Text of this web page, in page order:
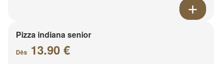
Pizza indiana senior
Dès 13.90 €